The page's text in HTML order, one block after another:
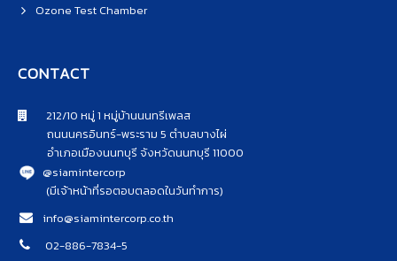
Ozone Test Chamber
CONTACT
212/10 หมู่ 1 หมู่บ้านนนทรีเพลส
ถนนนครอินทร์-พระราม 5 ตำบลบางไผ่
อำเภอเมืองนนทบุรี จังหวัดนนทบุรี 11000
@siamintercorp
(มีเจ้าหน้าที่รอตอบตลอดในวันทำการ)
info@siamintercorp.co.th
02-886-7834-5